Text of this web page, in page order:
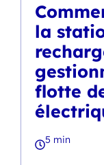
la
flotte
5 min